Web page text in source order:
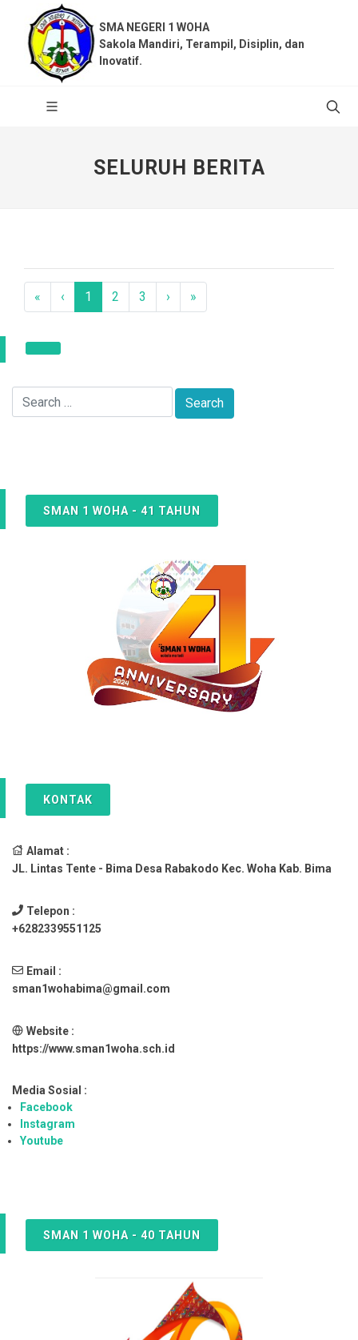
SMA NEGERI 1 WOHA
Sakola Mandiri, Terampil, Disiplin, dan
Inovatif.
SELURUH BERITA
« ‹ 1 2 3 › »
SMAN 1 WOHA - 41 TAHUN
KONTAK
Alamat :
JL. Lintas Tente - Bima Desa Rabakodo Kec. Woha Kab. Bima
Telepon :
+6282339551125
Email :
sman1wohabima@gmail.com
Website :
https://www.sman1woha.sch.id
Media Sosial :
Facebook
Instagram
Youtube
SMAN 1 WOHA - 40 TAHUN